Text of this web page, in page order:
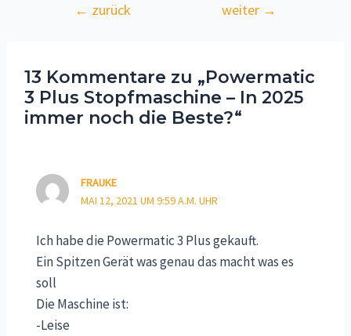
← zurück weiter →
13 Kommentare zu „Powermatic
3 Plus Stopfmaschine – In 2025
immer noch die Beste?“
FRAUKE
MAI 12, 2021 UM 9:59 A.M. UHR
Ich habe die Powermatic 3 Plus gekauft.
Ein Spitzen Gerät was genau das macht was es
soll
Die Maschine ist:
-Leise